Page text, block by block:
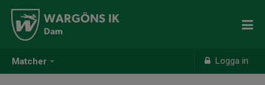
Matcher Logga in
WARGÖNS IK
Dam